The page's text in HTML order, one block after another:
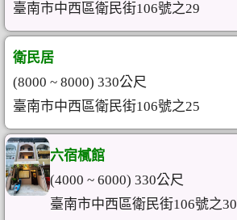
臺南市中西區衛民街106號之29
衛民居
(8000 ~ 8000) 330公尺
臺南市中西區衛民街106號之25
六宿樲館
(4000 ~ 6000) 330公尺
臺南市中西區衛民街106號之30